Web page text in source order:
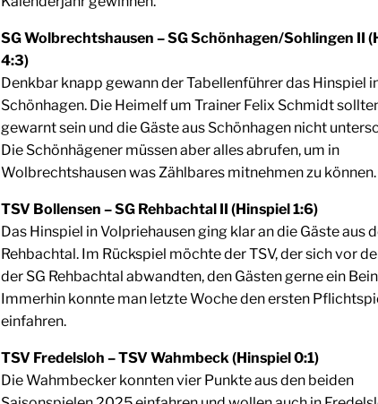
SG Wolbrechtshausen – SG Schönhagen/Sohlingen II
4:3)
Denkbar knapp gewann der Tabellenführer das Hinspiel
Schönhagen. Die Heimelf um Trainer Felix Schmidt
gewarnt sein und die Gäste aus Schönhagen nicht
Die Schönhägener müssen aber alles abrufen, um in
Wolbrechtshausen was Zählbares mitnehmen zu können.
TSV Bollensen – SG Rehbachtal II (Hinspiel 1:6)
Das Hinspiel in Volpriehausen ging klar an die Gäste aus
Rehbachtal. Im Rückspiel möchte der TSV, der sich vor
der SG Rehbachtal abwandten, den Gästen gerne ein
Immerhin konnte man letzte Woche den ersten
einfahren.
TSV Fredelsloh – TSV Wahmbeck (Hinspiel 0:1)
Die Wahmbecker konnten vier Punkte aus den beiden